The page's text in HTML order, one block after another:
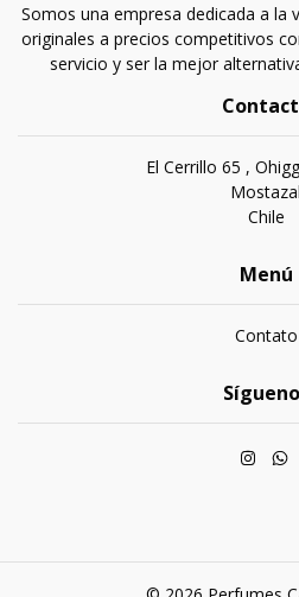
Somos una empresa dedicada a la
originales a precios competitivos
servicio y ser la mejor
El Cerrillo 65 ,
Mostazal
Chile
Menú
Contato